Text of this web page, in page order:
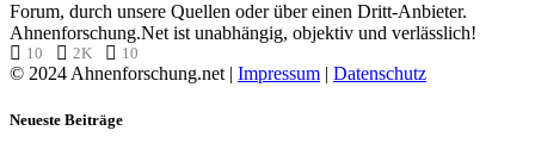
Forum, durch unsere Quellen oder über einen Dritt-Anbieter.
Ahnenforschung.Net ist unabhängig, objektiv und verlässlich!
10 2K 10
© 2024 Ahnenforschung.net | Impressum | Datenschutz
Neueste Beiträge